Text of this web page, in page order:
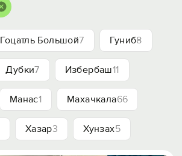
Гоцатль Большой7 Гуниб8
Дубки7 Избербаш11
Манас1 Махачкала66
Хазар3 Хунзах5